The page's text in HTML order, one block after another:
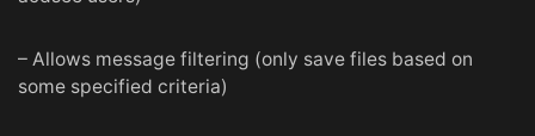
– Allows message filtering (only save files based on
some specified criteria)